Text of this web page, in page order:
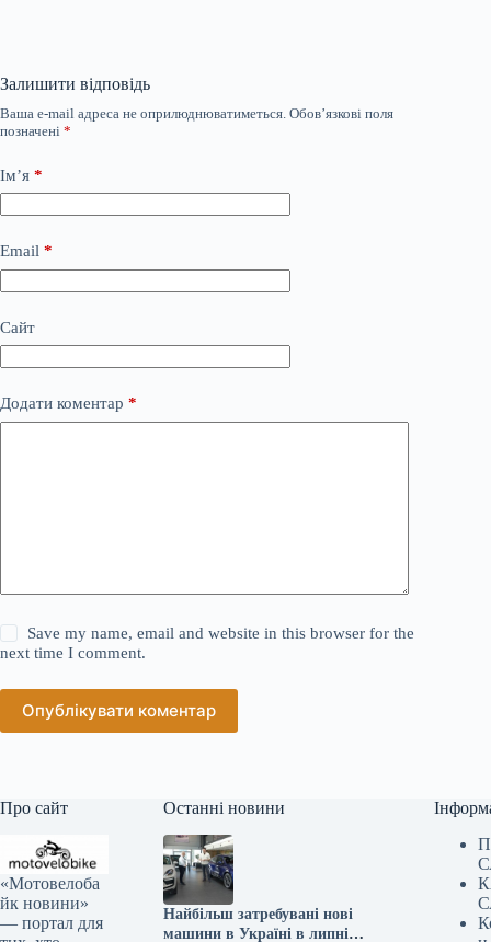
Залишити відповідь
Ваша e-mail адреса не оприлюднюватиметься. Обов’язкові поля
позначені *
Ім’я *
Email *
Сайт
Додати коментар *
Save my name, email and website in this browser for the
next time I comment.
Опублікувати коментар
Про сайт
«Мотовелоба
йк новини»
— портал для
Останні новини
Найбільш затребувані нові
машини в Україні в липні